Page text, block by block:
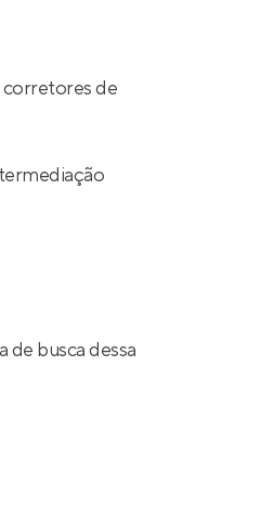
corretores de
de busca dessa